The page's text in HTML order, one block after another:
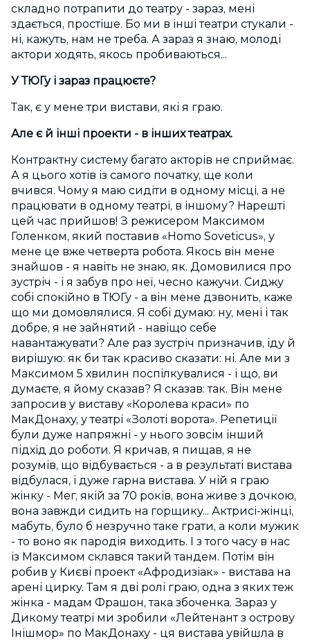
складно потрапити до театру - зараз, мені
здається, простіше. Бо ми в інші театри стукали -
ні, кажуть, нам не треба. А зараз я знаю, молоді
актори ходять, якось пробиваються...
У ТЮГу і зараз працюєте?
Так, є у мене три вистави, які я граю.
Але є й інші проекти - в інших театрах.
Контрактну систему багато акторів не сприймає.
А я цього хотів із самого початку, ще коли
вчився. Чому я маю сидіти в одному місці, а не
працювати в одному театрі, в іншому? Нарешті
цей час прийшов! З режисером Максимом
Голенком, який поставив «Homo Soveticus», у
мене це вже четверта робота. Якось він мене
знайшов - я навіть не знаю, як. Домовилися про
зустріч - і я забув про неї, чесно кажучи. Сиджу
собі спокійно в ТЮГу - а він мене дзвонить, каже
що ми домовлялися. Я собі думаю: ну, мені і так
добре, я не зайнятий - навіщо себе
навантажувати? Але раз зустріч призначив, іду й
вирішую: як би так красиво сказати: ні. Але ми з
Максимом 5 хвилин поспілкувалися - і що, ви
думаєте, я йому сказав? Я сказав: так. Він мене
запросив у виставу «Королева краси» по
МакДонаху, у театрі «Золоті ворота». Репетиції
були дуже напряжні - у нього зовсім інший
підхід до роботи. Я кричав, я пищав, я не
розумів, що відбувається - а в результаті вистава
відбулася, і дуже гарна вистава. У ній я граю
жінку - Мег, якій за 70 років, вона живе з дочкою,
вона завжди сидить на горщику... Актрисі-жінці,
мабуть, було б незручно таке грати, а коли мужик
- то воно як пародія виходить. І з того часу в нас
із Максимом склався такий тандем. Потім він
робив у Києві проект «Афродизіак» - вистава на
арені цирку. Там я дві ролі граю, одна з яких теж
жінка - мадам Фрашон, така збоченка. Зараз у
Дикому театрі ми зробили «Лейтенант з острову
Інішмор» по МакДонаху - ця вистава увійшла в